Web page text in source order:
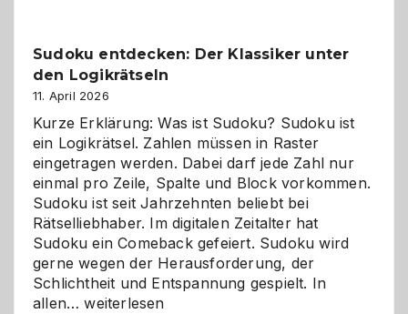
Sudoku entdecken: Der Klassiker unter
den Logikrätseln
11. April 2026
Kurze Erklärung: Was ist Sudoku? Sudoku ist
ein Logikrätsel. Zahlen müssen in Raster
eingetragen werden. Dabei darf jede Zahl nur
einmal pro Zeile, Spalte und Block vorkommen.
Sudoku ist seit Jahrzehnten beliebt bei
Rätselliebhaber. Im digitalen Zeitalter hat
Sudoku ein Comeback gefeiert. Sudoku wird
gerne wegen der Herausforderung, der
Schlichtheit und Entspannung gespielt. In
allen…Sudoku
weiterlesen